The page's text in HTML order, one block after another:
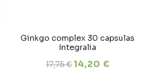
Ginkgo complex 30 capsulas
Integralia
17,75 €14,20 €